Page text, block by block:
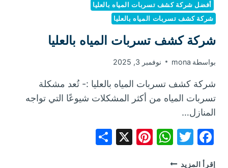
أفضل شركة كشف تسربات المياه بالعليا
شركة كشف تسربات المياه بالعليا
شركة كشف تسربات المياه بالعليا
بواسطة mona نوفمبر 3, 2025
شركة كشف تسربات المياه بالعليا :- تُعد مشكلة
تسربات المياه من أكثر المشكلات شيوعًا التي تواجه
المنازل…
Facebook
Twitter
WhatsApp
Pinterest
X
إقرأ المزيد شركة